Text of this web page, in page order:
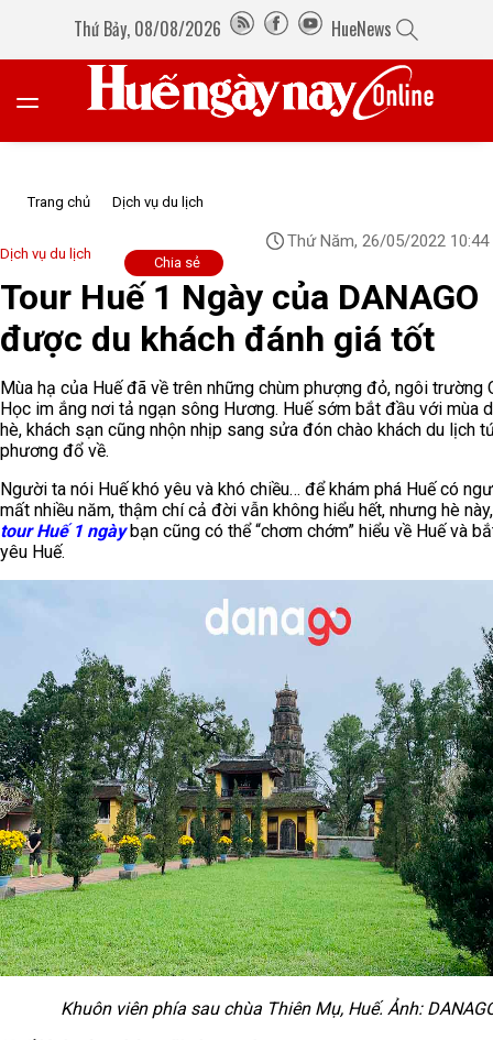
Thứ Bảy, 08/08/2026 HueNews
Trang chủ Dịch vụ du lịch
Dịch vụ du lịch
Thứ Năm, 26/05/2022 10:44
Chia sẻ
Tour Huế 1 Ngày của DANAGO
được du khách đánh giá tốt
Mùa hạ của Huế đã về trên những chùm phượng đỏ, ngôi trường
Học im ắng nơi tả ngạn sông Hương. Huế sớm bắt đầu với mùa
hè, khách sạn cũng nhộn nhịp sang sửa đón chào khách du lịch
phương đổ về.
Người ta nói Huế khó yêu và khó chiều… để khám phá Huế có
mất nhiều năm, thậm chí cả đời vẫn không hiểu hết, nhưng hè
tour Huế 1 ngàybạn cũng có thể “chơm chớm” hiểu về Huế và
yêu Huế.
Khuôn viên phía sau chùa Thiên Mụ, Huế. Ảnh: